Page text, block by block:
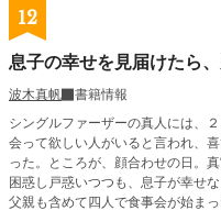
12
息子の幸せを見届けたら
波木真帆
書籍情報
シングルファーザーの真人には、
会って欲しい人がいると言われ、
った。ところが、顔合わせの日。
困惑し戸惑いつつも、息子が幸せ
父親も含めて四人で食事会が始ま